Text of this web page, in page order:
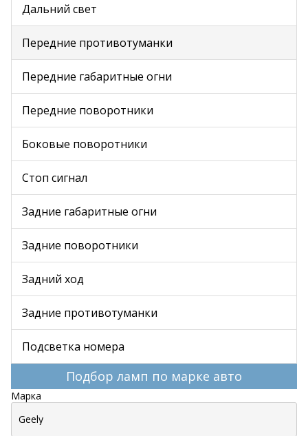
Дальний свет
Передние противотуманки
Передние габаритные огни
Передние поворотники
Боковые поворотники
Стоп сигнал
Задние габаритные огни
Задние поворотники
Задний ход
Задние противотуманки
Подсветка номера
Подбор ламп по марке авто
Марка